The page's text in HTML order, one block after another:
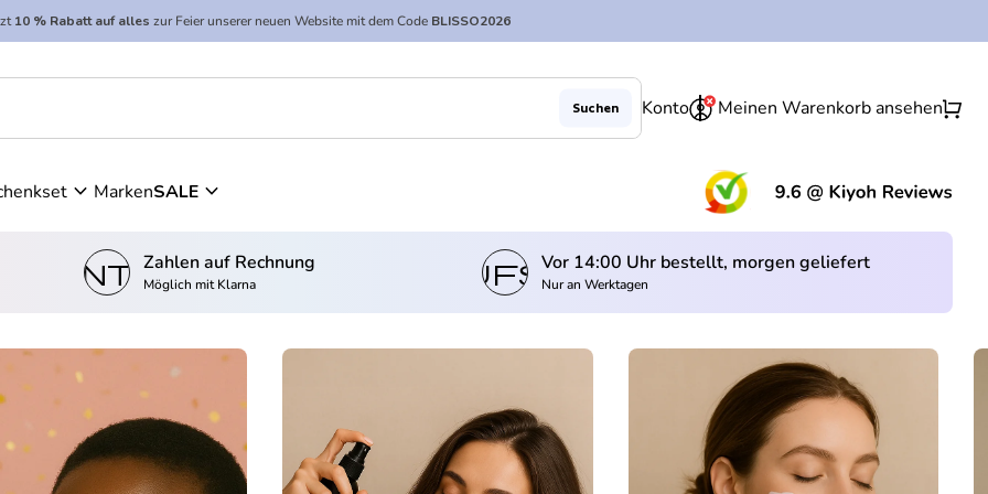
10 % Rabatt auf alles zur Feier unserer neuen Website mit dem Code BLISSO2026
Suchen Konto Meinen Warenkorb ansehenshopping_cart
expand_more MarkenSALE expand_more
Zahlen auf Rechnung
Möglich mit Klarna einkaufswagenVor 14:00 Uhr bestellt, morgen geliefert
Nur an Werktagen